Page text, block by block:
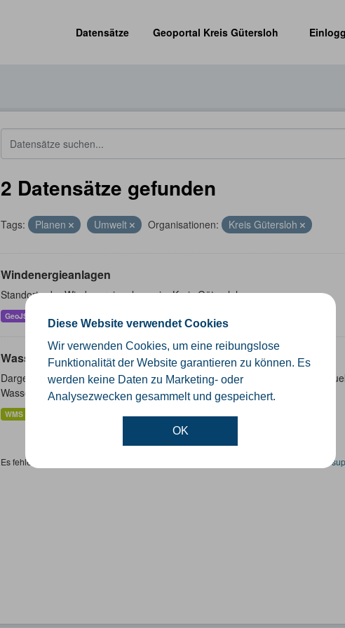
Diese Website verwendet Cookies
Wir verwenden Cookies, um eine reibungslose
Funktionalität der Website garantieren zu können. Es
werden keine Daten zu Marketing- oder
Analysezwecken gesammelt und gespeichert.
OK
Datensätze
Geoportal Kreis Gütersloh
2 Datensätze gefunden
Tags: Planen Umwelt Organisationen: Kreis Gütersloh
Windenergieanlagen
Standorte der Windenergieanlagen im Kreis Gütersloh
GeoJSON
Wasserschutzgebiete
Dargestellt werden die geplanten und festgesetzten Trinkwasser- und
Wasserschutzgebieten sind in Nordrhein-Westfalen...
WMS
Es fehlen spezifische Datensätze? Wenden Sie sich bitte an einen Administrator unter: